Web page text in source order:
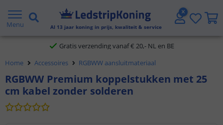
Menu Al 13 jaar koning in prijs, kwaliteit & service
5 jaar garantie
Gratis verzending vanaf € 20,- NL en BE
Klantbeoordeling 9.1
Voor 23:45 uur besteld,morgen in huis
Home Accessoires RGBWW aansluitmateriaal
RGBWW Premium koppelstukken met 25
cm kabel zonder solderen